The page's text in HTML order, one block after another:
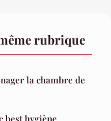
rubrique
la chambre de